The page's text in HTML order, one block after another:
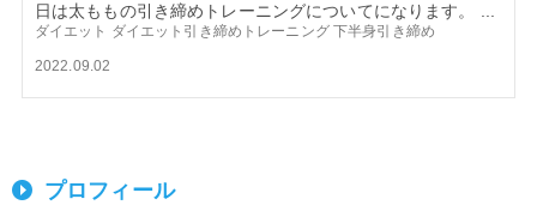
日は太ももの引き締めトレーニングについてになります。 ...
ダイエット ダイエット引き締めトレーニング 下半身引き締め
2022.09.02
プロフィール